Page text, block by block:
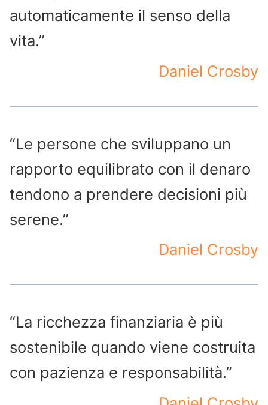
automaticamente il senso della
vita.”
Daniel Crosby
“Le persone che sviluppano un
rapporto equilibrato con il denaro
tendono a prendere decisioni più
serene.”
Daniel Crosby
“La ricchezza finanziaria è più
sostenibile quando viene costruita
con pazienza e responsabilità.”